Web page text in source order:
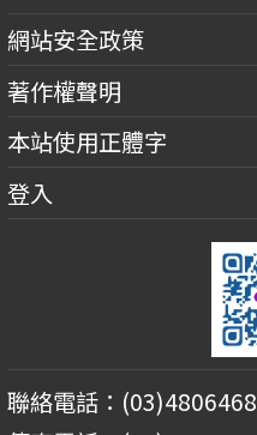
網站安全政策
著作權聲明
本站使用正體字
登入
聯絡電話：(03)4806468